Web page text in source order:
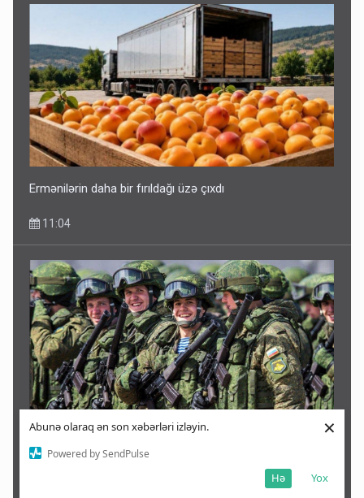
Abunə olaraq ən son xəbərləri izləyin.
Powered by SendPulse
Yox
Hə
×
Ermənilərin daha bir fırıldağı üzə çıxdı
11:04
Bu ölkədən Rusiyaya böyük hərbi dəstək: 50 min əsgər
göndərir